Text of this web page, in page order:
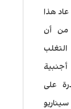
هذا
من أن
على